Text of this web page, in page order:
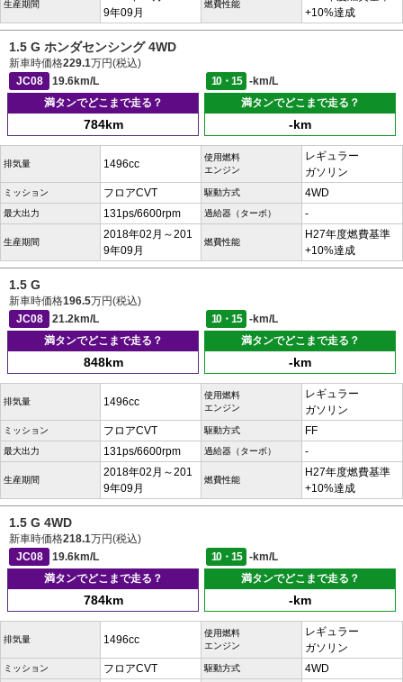
生産期間
9年09月
燃費性能
+10%達成
1.5 G ホンダセンシング 4WD
新車時価格229.1万円(税込)
JC08
19.6km/L 10・15
-km/L
満タンでどこまで走る？
784km
満タンでどこまで走る？
-km
排気量 1496cc
使用燃料
エンジン
レギュラー
ガソリン
ミッション フロアCVT 駆動方式 4WD
最大出力 131ps/6600rpm 過給器（ターボ） -
生産期間
2018年02月～201
9年09月
燃費性能
H27年度燃費基準
+10%達成
1.5 G
新車時価格196.5万円(税込)
JC08
21.2km/L 10・15
-km/L
満タンでどこまで走る？
848km
満タンでどこまで走る？
-km
排気量 1496cc
使用燃料
エンジン
レギュラー
ガソリン
ミッション フロアCVT 駆動方式 FF
最大出力 131ps/6600rpm 過給器（ターボ） -
生産期間
2018年02月～201
9年09月
燃費性能
H27年度燃費基準
+10%達成
1.5 G 4WD
新車時価格218.1万円(税込)
JC08
19.6km/L 10・15
-km/L
満タンでどこまで走る？
784km
満タンでどこまで走る？
-km
排気量 1496cc
使用燃料
エンジン
レギュラー
ガソリン
ミッション フロアCVT 駆動方式 4WD